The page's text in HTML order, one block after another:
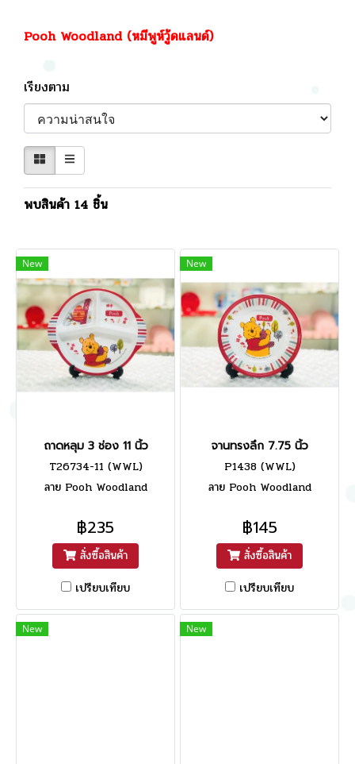
Pooh Woodland (หมีพูห์วู้ดแลนด์)
เรียงตาม
พบสินค้า 14 ชิ้น
New
ถาดหลุม 3 ช่อง 11 นิ้ว
T26734-11 (WWL)
ลาย Pooh Woodland
฿235
สั่งซื้อสินค้า
เปรียบเทียบ
New
จานทรงลึก 7.75 นิ้ว
P1438 (WWL)
ลาย Pooh Woodland
฿145
สั่งซื้อสินค้า
เปรียบเทียบ
New New